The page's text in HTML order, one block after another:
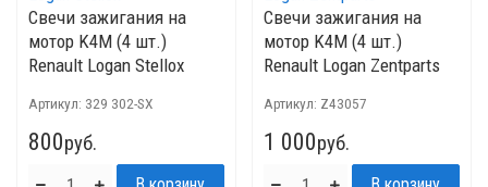
Свечи зажигания на
мотор K4M (4 шт.)
Renault Logan Stellox
Артикул: 329 302-SX
800руб.
Свечи зажигания на
мотор K4M (4 шт.)
Renault Logan Zentparts
Артикул: Z43057
1 000руб.